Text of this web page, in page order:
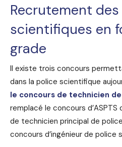
Recrutement
scientifiques en
grade
Il existe trois concours
dans la police scientifique
le concours de technicien
remplacé le concours d’ASPTS
de technicien principal de
concours d’ingénieur de police